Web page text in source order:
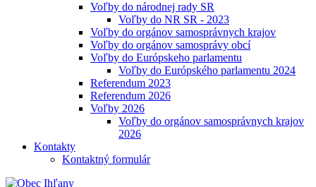
Voľby do národnej rady SR
Voľby do NR SR - 2023
Voľby do orgánov samosprávnych krajov
Voľby do orgánov samosprávy obcí
Voľby do Európskeho parlamentu
Voľby do Európského parlamentu 2024
Referendum 2023
Referendum 2026
Voľby 2026
Voľby do orgánov samosprávnych krajov
2026
Kontakty
Kontaktný formulár